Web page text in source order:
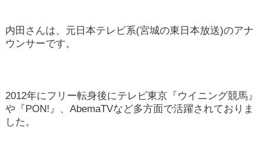
内田 さんは、 元日本テレビ系(宮城の東日本放送)のアナ
ウンサーです。
2012年にフリー転身後にテレビ東京『 ウイニング競馬』
や『PON!』、 AbemaTVなど多方面で活躍されており ま
した。